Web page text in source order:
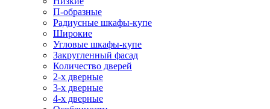
П-образные
Радиусные шкафы-купе
Широкие
Угловые шкафы-купе
Закругленный фасад
Количество дверей
2-х дверные
3-х дверные
4-х дверные